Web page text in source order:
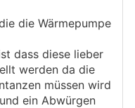
die Wärmepumpe
dass diese lieber
werden da die
müssen wird
ein Abwürgen